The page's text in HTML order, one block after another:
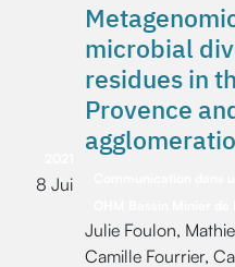
8 Jui
microbial
residues in
Provence
Julie Foulon,
Camille Fourrier,